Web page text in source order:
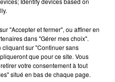
y apprend que
économique
dans la
national.
"Accepter et fermer", ou affiner en
dans "Gérer mes choix".
sur "Continuer sans
que pour ce site. Vous
votre consentement à tout
situé en bas de chaque page.